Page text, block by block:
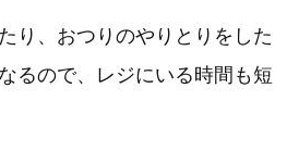
り、おつりのやりとりをした
るので、レジにいる時間も短